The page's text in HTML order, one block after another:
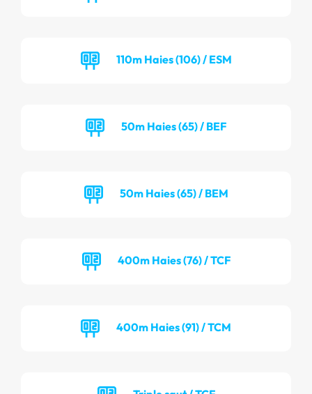
110m Haies (106) / ESM
50m Haies (65) / BEF
50m Haies (65) / BEM
400m Haies (76) / TCF
400m Haies (91) / TCM